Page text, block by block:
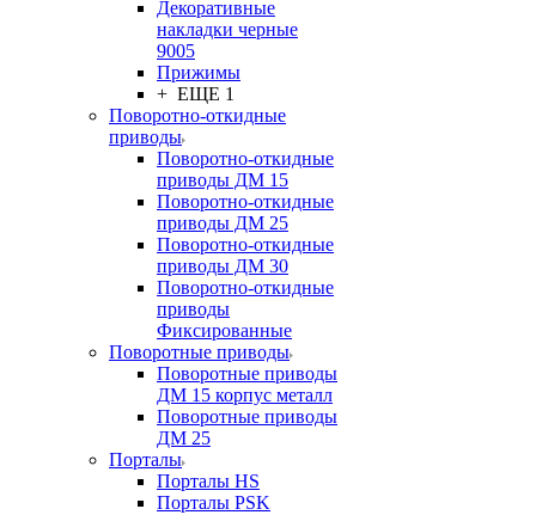
Декоративные
накладки черные
9005
Прижимы
+ ЕЩЕ 1
Поворотно-откидные
приводы
Поворотно-откидные
приводы ДМ 15
Поворотно-откидные
приводы ДМ 25
Поворотно-откидные
приводы ДМ 30
Поворотно-откидные
приводы
Фиксированные
Поворотные приводы
Поворотные приводы
ДМ 15 корпус металл
Поворотные приводы
ДМ 25
Порталы
Порталы HS
Порталы PSK